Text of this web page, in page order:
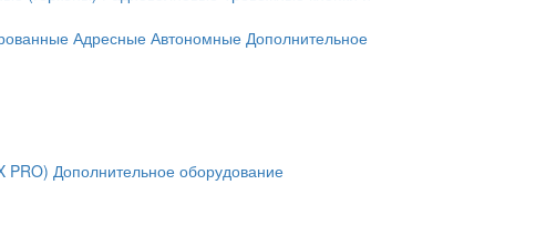
Адресные Автономные Дополнительное
PRO) Дополнительное оборудование